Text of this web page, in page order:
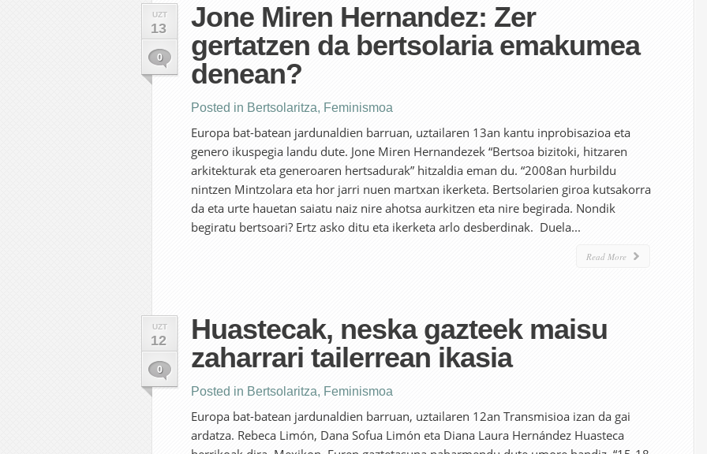
UZT
13
0
Jone Miren Hernandez: Zer
gertatzen da bertsolaria emakumea
denean?
Posted in Bertsolaritza, Feminismoa
Europa bat-batean jardunaldien barruan, uztailaren 13an kantu inprobisazioa eta
genero ikuspegia landu dute. Jone Miren Hernandezek “Bertsoa bizitoki, hitzaren
arkitekturak eta generoaren hertsadurak” hitzaldia eman du. “2008an hurbildu
nintzen Mintzolara eta hor jarri nuen martxan ikerketa. Bertsolarien giroa kutsakorra
da eta urte hauetan saiatu naiz nire ahotsa aurkitzen eta nire begirada. Nondik
begiratu bertsoari? Ertz asko ditu eta ikerketa arlo desberdinak. Duela...
Read More
UZT
12
0
Huastecak, neska gazteek maisu
zaharrari tailerrean ikasia
Posted in Bertsolaritza, Feminismoa
Europa bat-batean jardunaldien barruan, uztailaren 12an Transmisioa izan da gai
ardatza. Rebeca Limón, Dana Sofua Limón eta Diana Laura Hernández Huasteca